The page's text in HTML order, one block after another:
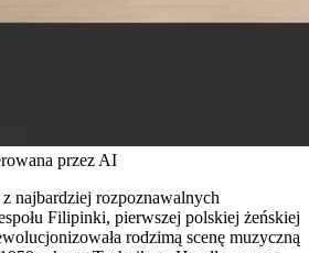
przez AI
najbardziej rozpoznawalnych
Filipinki, pierwszej polskiej żeńskiej
rodzimą scenę muzyczną